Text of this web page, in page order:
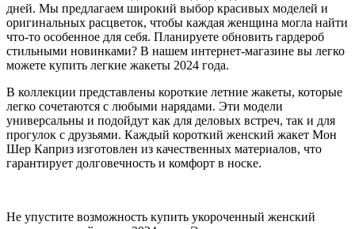
дней. Мы предлагаем широкий выбор красивых моделей и
оригинальных расцветок, чтобы каждая женщина могла найти
что-то особенное для себя. Планируете обновить гардероб
стильными новинками? В нашем интернет-магазине вы легко
можете купить легкие жакеты 2024 года.
В коллекции представлены короткие летние жакеты, которые
легко сочетаются с любыми нарядами. Эти модели
универсальны и подойдут как для деловых встреч, так и для
прогулок с друзьями. Каждый короткий женский жакет Мон
Шер Каприз изготовлен из качественных материалов, что
гарантирует долговечность и комфорт в носке.
Не упустите возможность купить укороченный женский